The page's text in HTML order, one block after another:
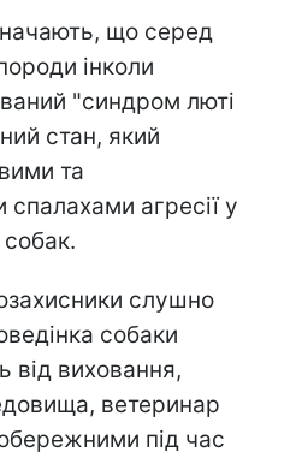
що серед
інколи
"синдром люті
стан, який
та
агресії у
собак.
слушно
собаки
від виховання,
ветеринар
під час